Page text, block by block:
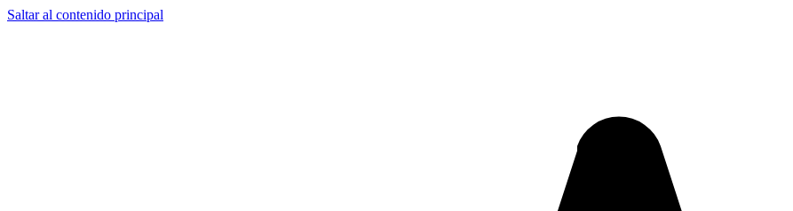
Saltar al contenido principal